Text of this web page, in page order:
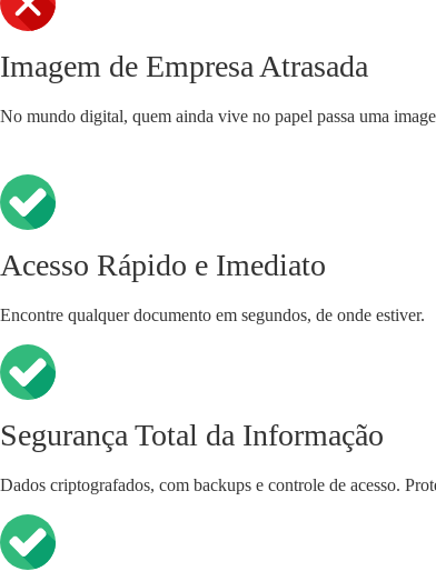
Imagem de Empresa Atrasada
No mundo digital, quem ainda vive no papel passa uma
Acesso Rápido e Imediato
Encontre qualquer documento em segundos, de onde estiver.
Segurança Total da Informação
Dados criptografados, com backups e controle de acesso.